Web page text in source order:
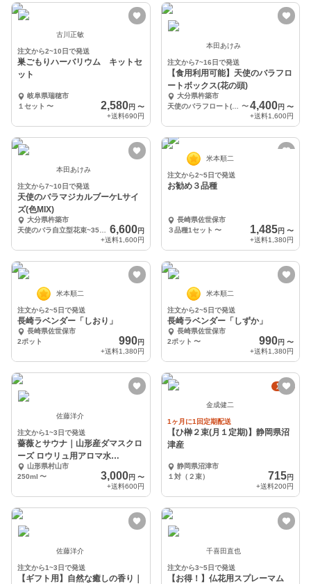
古川正敏
注文から2~10日で発送
巣ごもりハーバリウム キットセ
ット
岐阜県瑞穂市
１セット 〜 2,580円 〜
+送料690円
本田あけみ
注文から7~16日で発送
【食用利用可能】天使のバラフロ
ートボックス(花の頭)
大分県杵築市
天使のバラフロート(花の頭)Sサイズ
〜4,400円 〜
+送料1,600円
本田あけみ
注文から7~10日で発送
天使のバラマジカルブーケLサイ
ズ(色MIX)
大分県杵築市
6,600円
+送料1,600円
米本順二
注文から2~5日で発送
お勧め３品種
長崎県佐世保市
３品種1セット 〜 1,485円 〜
+送料1,380円
米本順二
注文から2~5日で発送
長崎ラベンダー「しおり」
長崎県佐世保市
2ポット
990円
+送料1,380円
米本順二
注文から2~5日で発送
長崎ラベンダー「しずか」
長崎県佐世保市
2ポット 〜 990円 〜
+送料1,380円
佐藤洋介
注文から1~3日で発送
薔薇とサウナ｜山形産ダマスクロ
ーズ ロウリュ用アロマ水
［250mL］
山形県村山市
250ml 〜 3,000円 〜
+送料600円
定期
金成健二
1ヶ月に1回定期配送
【ひ榊２束(月１定期)】静岡県沼
津産
静岡県沼津市
１対（２束）
715円
+送料200円
佐藤洋介
注文から1~3日で発送
【ギフト用】自然な癒しの香り｜
千喜田直也
注文から3~5日で発送
【お得！】仏花用スプレーマム